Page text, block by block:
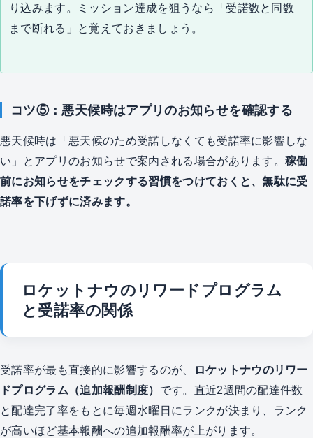
り込みます。ミッション達成を狙うなら「受諾数と同数
まで断れる」と覚えておきましょう。
コツ⑤：悪天候時はアプリのお知らせを確認する
悪天候時は「悪天候のため受諾しなくても受諾率に影響しな
い」とアプリのお知らせで案内される場合があります。稼働
前にお知らせをチェックする習慣をつけておくと、無駄に受
諾率を下げずに済みます。
ロケットナウのリワードプログラム
と受諾率の関係
受諾率が最も直接的に影響するのが、
ロケットナウのリワー
ドプログラム（追加報酬制度） です。直近2週間の配達件数
と配達完了率をもとに毎週水曜日にランクが決まり、ランク
が高いほど基本報酬への追加報酬率が上がります。